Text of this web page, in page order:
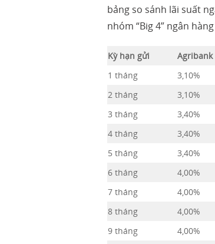
bảng so sánh lãi suất
nhóm “Big 4” ngân
Kỳ hạn gửi Agribank
1 tháng
3,10%
2 tháng
3,10%
3 tháng
3,40%
4 tháng
3,40%
5 tháng
3,40%
6 tháng
4,00%
7 tháng
4,00%
8 tháng
4,00%
9 tháng
4,00%